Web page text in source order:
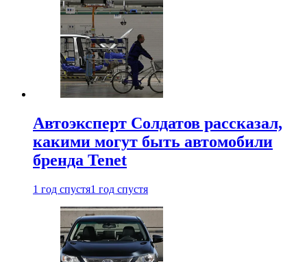
Автоэксперт Солдатов рассказал,
какими могут быть автомобили
бренда Tenet
1 год спустя1 год спустя